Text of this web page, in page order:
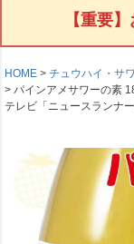
【重要
HOME チュウハイ・サ
パインアメサワーの素
テレビ「ニュースランナ